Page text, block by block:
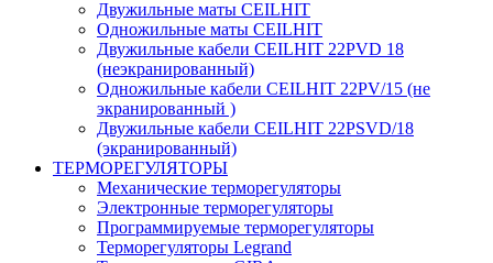
Двужильные маты CEILHIT
Одножильные маты CEILHIT
Двужильные кабели CEILHIT 22PVD 18
(неэкранированный)
Одножильные кабели CEILHIT 22PV/15 (не
экранированный )
Двужильные кабели CEILHIT 22PSVD/18
(экранированный)
ТЕРМОРЕГУЛЯТОРЫ
Механические терморегуляторы
Электронные терморегуляторы
Программируемые терморегуляторы
Терморегуляторы Legrand